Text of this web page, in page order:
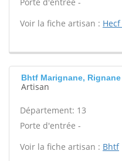
Voir la fiche artisan :
Bhtf Marignane, Rignane
Artisan
Département: 13
Porte d'entrée -
Voir la fiche artisan : Bhtf